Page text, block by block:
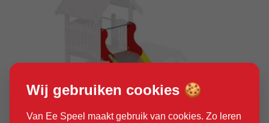
Wij gebruiken cookies 🍪
Van Ee Speel maakt gebruik van cookies. Zo leren